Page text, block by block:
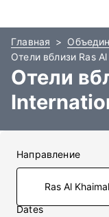
Главная
Отели вблизи Ras
Отели
Направление
Dates